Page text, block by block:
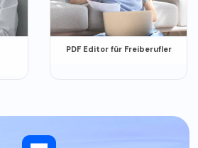
PDF Editor für Freiberufler